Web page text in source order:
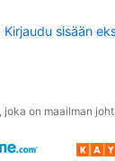
Kirjaudu sisään
joka on maailman